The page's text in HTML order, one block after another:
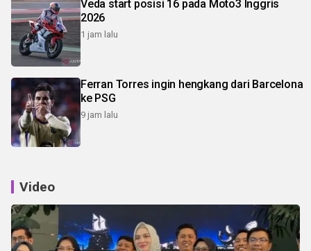
Veda start posisi 16 pada Moto3 Inggris
2026
1 jam lalu
Ferran Torres ingin hengkang dari Barcelona
ke PSG
9 jam lalu
Video